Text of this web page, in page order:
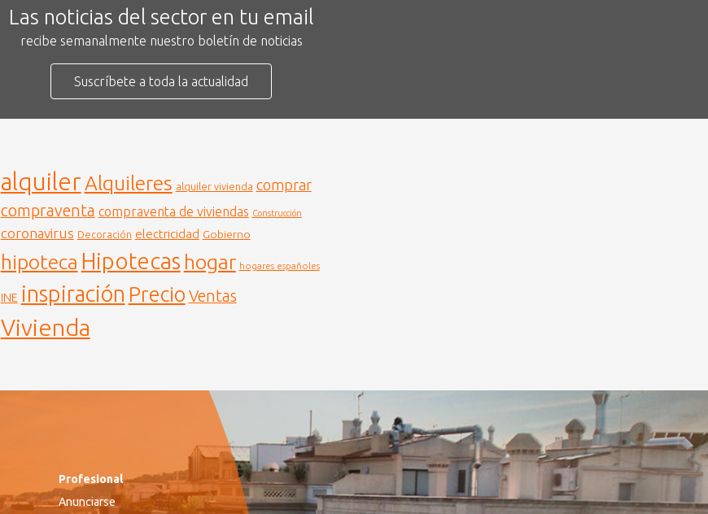
Las noticias del sector en tu email
recibe semanalmente nuestro boletín de noticias
Suscríbete a toda la actualidad
alquiler Alquileres alquiler vivienda comprar
compraventa compraventa de viviendas Construcción
coronavirus Decoración electricidad Gobierno
hipoteca Hipotecas hogar hogares españoles
INE inspiración Precio Ventas
Vivienda
Profesional
Anunciarse